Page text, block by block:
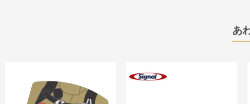
あ